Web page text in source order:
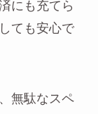
にも充てら
ても安心で
無駄なスペ